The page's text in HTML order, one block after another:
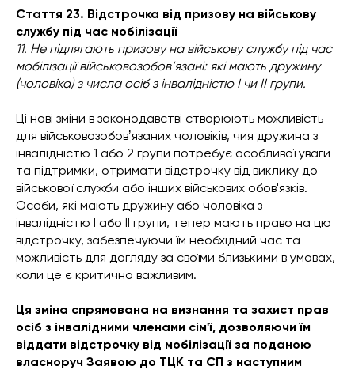
Стаття 23. Відстрочка від призову на військову
службу під час мобілізації
11. Не підлягають призову на військову службу під час
мобілізації військовозобов’язані: які мають дружину
(чоловіка) з числа осіб з інвалідністю І чи ІІ групи.
Ці нові зміни в законодавстві створюють можливість
для військовозобовʼязаних чоловіків, чия дружина з
інвалідністю 1 або 2 групи потребує особливої уваги
та підтримки, отримати відстрочку від виклику до
військової служби або інших військових обов'язків.
Особи, які мають дружину або чоловіка з
інвалідністю І або ІІ групи, тепер мають право на цю
відстрочку, забезпечуючи їм необхідний час та
можливість для догляду за своїми близькими в умовах,
коли це є критично важливим.
Ця зміна спрямована на визнання та захист прав
осіб з інвалідними членами сім'ї, дозволяючи їм
віддати відстрочку від мобілізації за поданою
власноруч Заявою до ТЦК та СП з наступним